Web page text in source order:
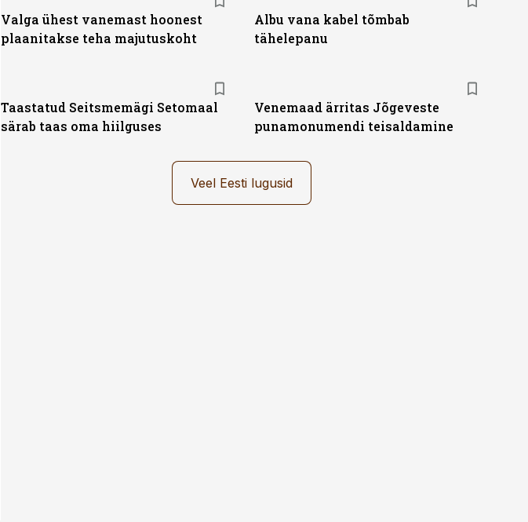
Valga ühest vanemast hoonest
plaanitakse teha majutuskoht
Albu vana kabel tõmbab
tähelepanu
Taastatud Seitsmemägi Setomaal
särab taas oma hiilguses
Venemaad ärritas Jõgeveste
punamonumendi teisaldamine
Veel Eesti lugusid